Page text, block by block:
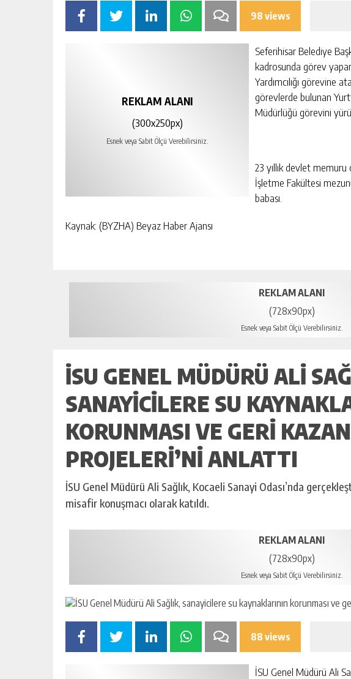
98 views
REKLAM ALANI
(300x250px)
Esnek veya Sabit Ölçü Verebilirsiniz.
Seferihisar Belediye
kadrosunda görev
Yardımcılığı görevine
görevlerde bulunan
Müdürlüğü görevini
23 yıllık devlet
İşletme Fakültesi
babası.
Kaynak: (BYZHA) Beyaz Haber Ajansı
REKLAM ALANI
(728x90px)
Esnek veya Sabit Ölçü Verebilirsiniz.
İSU GENEL MÜDÜRÜ ALI
SANAYICILERE SU
KORUNMASI VE GERI
PROJELERI’NI ANLATTI
İSU Genel Müdürü Ali Sağlık, Kocaeli Sanayi Odası’nda
misafir konuşmacı olarak katıldı.
REKLAM ALANI
(728x90px)
Esnek veya Sabit Ölçü Verebilirsiniz.
88 views
İSU Genel Müdürü Ali